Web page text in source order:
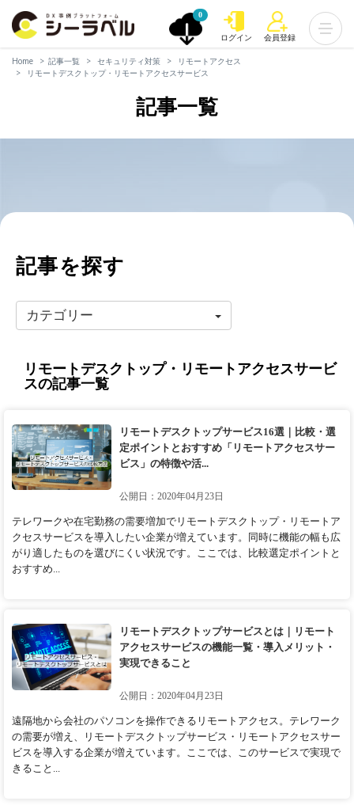
0
ログイン 会員登録
Home 記事一覧 セキュリティ対策
リモートアクセス
リモートデスクトップ・リモートアクセスサービス
記事一覧
記事を探す
カテゴリー
リモートデスクトップ・リモートアクセスサービ
スの記事一覧
リモートデスクトップサービス16選｜比較・選
定ポイントとおすすめ「リモートアクセスサー
ビス」の特徴や活...
公開日：2020年04月23日
テレワークや在宅勤務の需要増加でリモートデスクトップ・リモートア
クセスサービスを導入したい企業が増えています。同時に機能の幅も広
がり適したものを選びにくい状況です。ここでは、比較選定ポイントと
おすすめ...
リモートデスクトップサービスとは｜リモート
アクセスサービスの機能一覧・導入メリット・
実現できること
公開日：2020年04月23日
遠隔地から会社のパソコンを操作できるリモートアクセス。テレワーク
の需要が増え、リモートデスクトップサービス・リモートアクセスサー
ビスを導入する企業が増えています。ここでは、このサービスで実現で
きること...